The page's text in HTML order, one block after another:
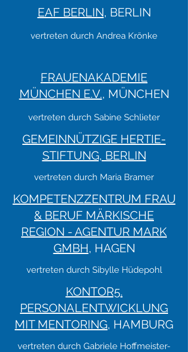
EAF BERLIN, BERLIN
vertreten durch Andrea Krönke
FRAUENAKADEMIE
MÜNCHEN E.V., MÜNCHEN
vertreten durch Sabine Schlieter
GEMEINNÜTZIGE HERTIE-
STIFTUNG, BERLIN
vertreten durch Maria Bramer
KOMPETENZZENTRUM FRAU
& BERUF MÄRKISCHE
REGION - AGENTUR MARK
GMBH, HAGEN
vertreten durch Sibylle Hüdepohl
KONTOR5.
PERSONALENTWICKLUNG
MIT MENTORING, HAMBURG
vertreten durch Gabriele Hoffmeister-